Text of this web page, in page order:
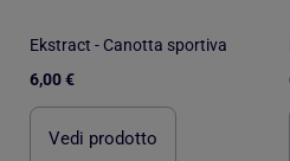
Ekstract - Canotta sportiva
6,00 €
Vedi prodotto